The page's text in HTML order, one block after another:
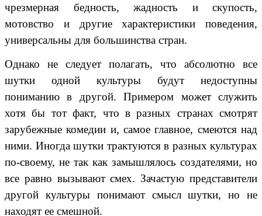
чрезмерная бедность, жадность и скупость,
мотовство и другие характеристики поведения,
универсальны для большинства стран.
Однако не следует полагать, что абсолютно все
шутки одной культуры будут недоступны
пониманию в другой. Примером может служить
хотя бы тот факт, что в разных странах смотрят
зарубежные комедии и, самое главное, смеются над
ними. Иногда шутки трактуются в разных культурах
по-своему, не так как замышлялось создателями, но
все равно вызывают смех. Зачастую представители
другой культуры понимают смысл шутки, но не
находят ее смешной.